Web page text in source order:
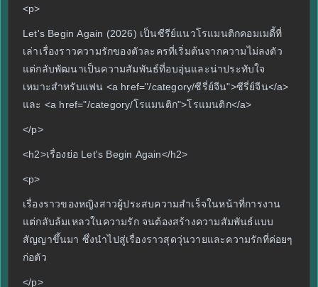
<p>
Let's Begin Again (2026) เป็นซีรีย์แนวโรแมนติกคอมเมดี้ที่
เล่าเรื่องราวความรักของตัวละครที่เริ่มต้นจากความไม่ลงตัว
แต่กลับพัฒนาเป็นความสัมพันธ์ที่อบอุ่นและน่าประทับใจ
เหมาะสำหรับแฟน <a href="/category/ซีรี่ย์จีน">ซีรี่ย์จีน</a>
และ <a href="/category/โรแมนติก">โรแมนติก</a>
</p>
<h2>เรื่องย่อ Let's Begin Again</h2>
<p>
เรื่องราวของหญิงสาวผู้ประสบความสำเร็จในหน้าที่การงาน
แต่กลับล้มเหลวในความรัก จนต้องสร้างความสัมพันธ์แบบ
สัญญาขึ้นมา ซึ่งนำไปสู่เรื่องราวสุดวุ่นวายและความรักที่ค่อยๆ
ก่อตัว
</p>